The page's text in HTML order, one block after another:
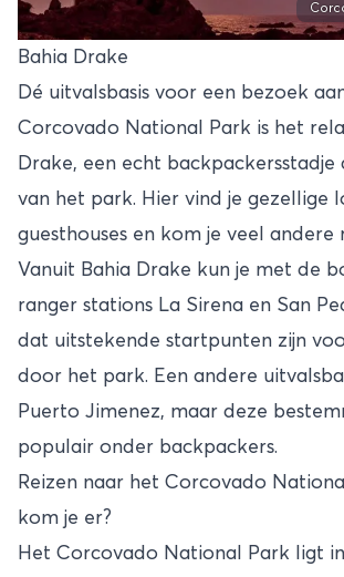
Bahia Drake
Dé uitvalsbasis voor een bezoek
Corcovado National Park is het
Drake, een echt backpackersstadje
van het park. Hier vind je gezellige
guesthouses en kom je veel andere
Vanuit Bahia Drake kun je met de
ranger stations La Sirena en San
dat uitstekende startpunten zijn
door het park. Een andere
Puerto Jimenez, maar deze
populair onder backpackers.
Reizen naar het Corcovado
kom je er?
Het Corcovado National Park ligt